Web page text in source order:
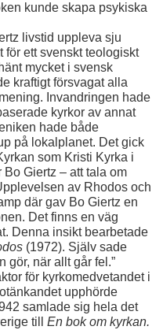
kunde skapa psykiska
livstid uppleva sju
för ett svenskt teologiskt
mycket i svensk
kraftigt försvagat alla
Invandringen hade
kyrkor av annat
hade både
på lokalplanet. Det gick
som Kristi Kyrka i
Giertz – att tala om
av Rhodos och
där gav Bo Giertz en
Det finns en väg
Denna insikt bearbetade
(1972). Själv sade
gör, när allt går fel.”
för kyrkomedvetandet i
upphörde
samlade sig hela det
till